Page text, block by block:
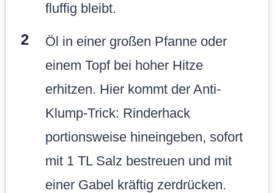
fluffig bleibt.
Öl in einer großen Pfanne oder
einem Topf bei hoher Hitze
erhitzen. Hier kommt der Anti-
Klump-Trick: Rinderhack
portionsweise hineingeben, sofort
mit 1 TL Salz bestreuen und mit
einer Gabel kräftig zerdrücken.